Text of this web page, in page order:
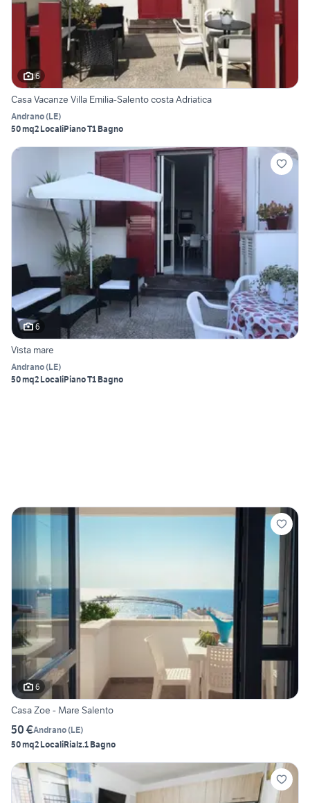
6
Casa Vacanze Villa Emilia-Salento costa Adriatica
Andrano(LE)
50 mq2 LocaliPiano T1 Bagno
6
Vista mare
Andrano(LE)
50 mq2 LocaliPiano T1 Bagno
6
Casa Zoe - Mare Salento
50 €Andrano(LE)
50 mq2 LocaliRialz.1 Bagno